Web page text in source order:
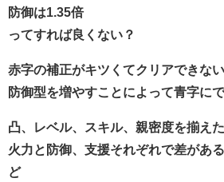
防御は1.35倍
ってすれば良くない？
赤字の補正がキツくてクリアできな
防御型を増やすことによって青字に
凸、レベル、スキル、親密度を揃え
火力と防御、支援それぞれで差があ
ど